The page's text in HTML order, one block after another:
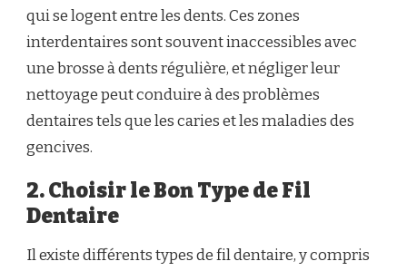
qui se logent entre les dents. Ces zones
interdentaires sont souvent inaccessibles avec
une brosse à dents régulière, et négliger leur
nettoyage peut conduire à des problèmes
dentaires tels que les caries et les maladies des
gencives.
2. Choisir le Bon Type de Fil
Dentaire
Il existe différents types de fil dentaire, y compris